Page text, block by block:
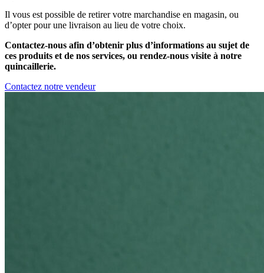
Il vous est possible de retirer votre marchandise en magasin, ou
d’opter pour une livraison au lieu de votre choix.
Contactez-nous afin d’obtenir plus d’informations au sujet de
ces produits et de nos services, ou rendez-nous visite à notre
quincaillerie.
Contactez notre vendeur